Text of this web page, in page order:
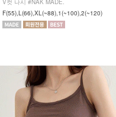
V컷 나시 #NAK MADE.
F(55),L(66),XL(~88),1(~100),2(~120)